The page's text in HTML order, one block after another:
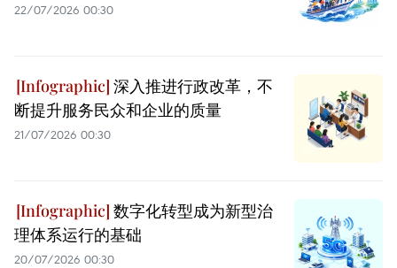
22/07/2026 00:30
深入推进行政改革，不
断提升服务民众和企业的质量
21/07/2026 00:30
数字化转型成为新型治
理体系运行的基础
20/07/2026 00:30